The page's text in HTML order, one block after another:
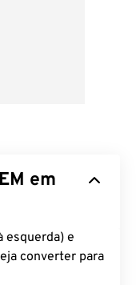
em
esquerda) e
converter para